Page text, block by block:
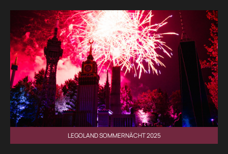
LEGOLAND SOMMERNÄCHT 2025